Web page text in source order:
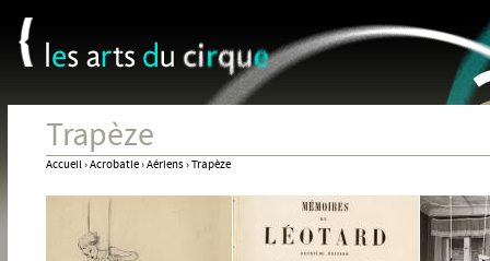
Trapèze
Vous
Accueil›Acrobatie›Aériens›Trapèze
Panneau de gestion des cookies